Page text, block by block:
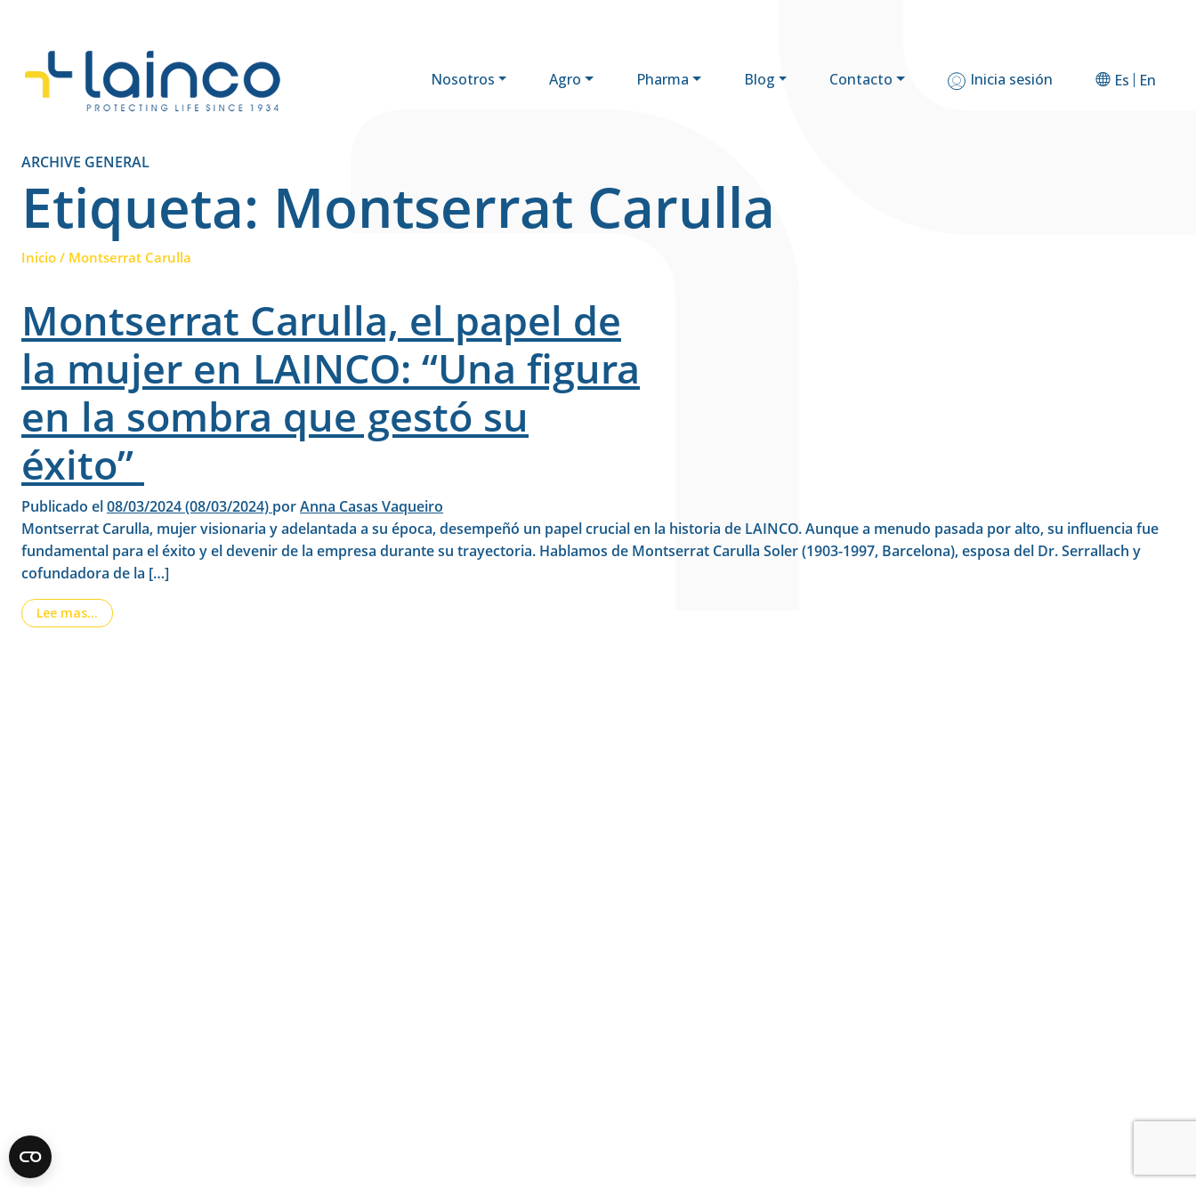
Navegación principal Nosotros Agro Pharma Blog Contacto Inicia sesión Es En
ARCHIVE GENERAL
Etiqueta: Montserrat Carulla
Inicio / Montserrat Carulla
Montserrat Carulla, el papel de
la mujer en LAINCO: “Una figura
en la sombra que gestó su
éxito”
Publicado el08/03/2024(08/03/2024) porAnna Casas Vaqueiro
Montserrat Carulla, mujer visionaria y adelantada a su época, desempeñó un papel crucial en la historia de LAINCO. Aunque a menudo pasada por alto, su influencia fue
fundamental para el éxito y el devenir de la empresa durante su trayectoria. Hablamos de Montserrat Carulla Soler (1903-1997, Barcelona), esposa del Dr. Serrallach y
cofundadora de la […]
Lee mas… from Montserrat Carulla, el papel de la mujer en LAINCO: “Una figura en la sombra que gestó su éxito”